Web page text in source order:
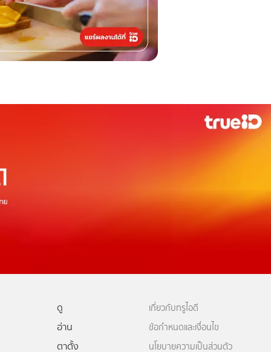
ดู
อ่าน
ตาตั้ง
เกี่ยวกับทรูไอดี
ข้อกำหนดและเงื่อนไข
นโยบายความเป็นส่วนตัว